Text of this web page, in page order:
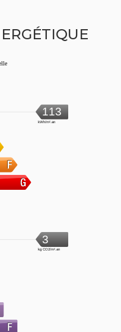
113
kWh/m².an
3
kg CO2/m².an